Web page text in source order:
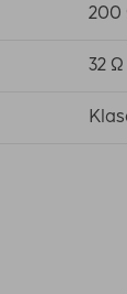
200
32 Ω